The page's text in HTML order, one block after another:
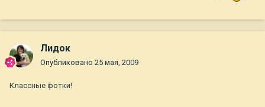
Лидок
Опубликовано 25 мая, 2009
Классные фотки!